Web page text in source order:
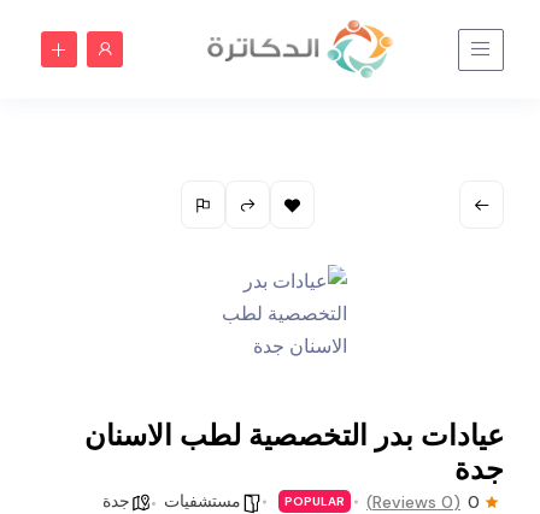
عيادات بدر التخصصية لطب الاسنان
جدة
0
(0 Reviews)
POPULAR مستشفيات جدة